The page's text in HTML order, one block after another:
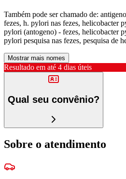
Também pode ser chamado de:
fezes, h. pylori nas fezes, helicobacter
pylori (antogeno) - fezes, helicobacter
pylori pesquisa nas fezes, pesquisa de
Mostrar mais nomes
Resultado em até 4 dias úteis
Qual seu convênio?
Sobre o atendimento